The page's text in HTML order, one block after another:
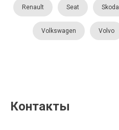
Renault Seat Skoda
Volkswagen Volvo
Контакты